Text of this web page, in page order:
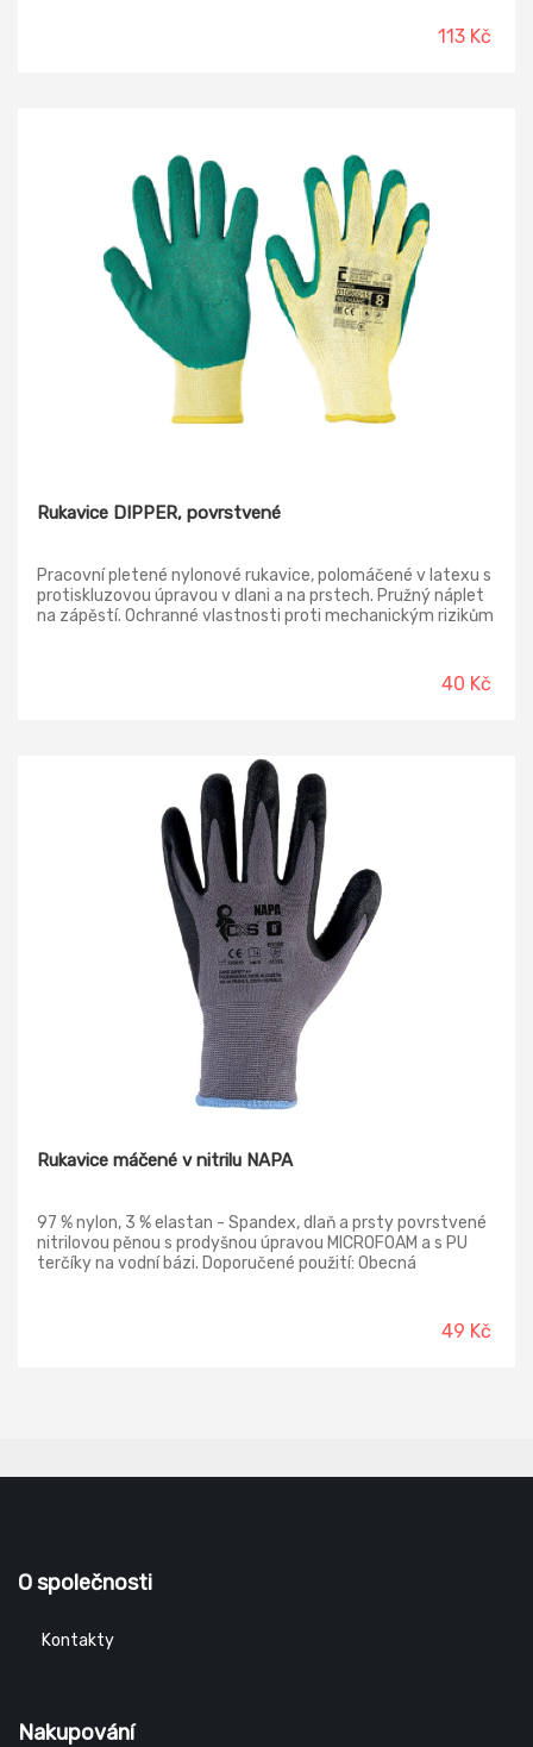
113 Kč
Rukavice DIPPER, povrstvené
Pracovní pletené nylonové rukavice, polomáčené v latexu s
protiskluzovou úpravou v dlani a na prstech. Pružný náplet
na zápěstí. Ochranné vlastnosti proti mechanickým rizikům
a propíchnutí. Velikosti: Dámské 7-8 (zelené), Pánské 9-11
40 Kč
Rukavice máčené v nitrilu NAPA
97 % nylon, 3 % elastan - Spandex, dlaň a prsty povrstvené
nitrilovou pěnou s prodyšnou úpravou MICROFOAM a s PU
terčíky na vodní bázi. Doporučené použití: Obecná
49 Kč
O společnosti
Kontakty
Nakupování